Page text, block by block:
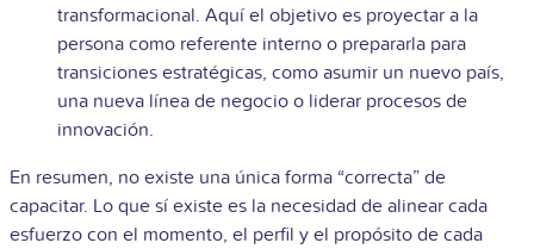
transformacional. Aquí el objetivo es proyectar a la
persona como referente interno o prepararla para
transiciones estratégicas, como asumir un nuevo país,
una nueva línea de negocio o liderar procesos de
innovación.
En resumen, no existe una única forma “correcta” de
capacitar. Lo que sí existe es la necesidad de alinear cada
esfuerzo con el momento, el perfil y el propósito de cada